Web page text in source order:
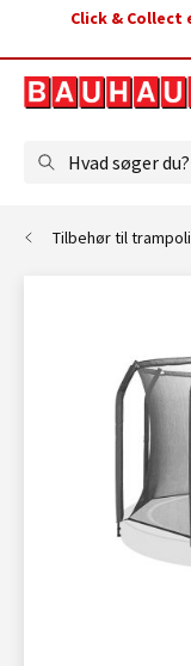
Click &
Hvad søger du?
Tilbehør til